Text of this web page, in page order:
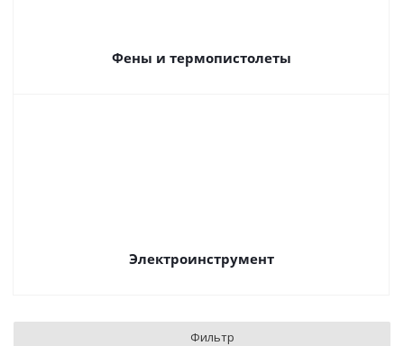
Фены и термопистолеты
Электроинструмент
Фильтр